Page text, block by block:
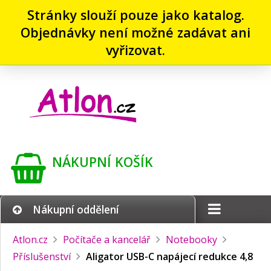
Stránky slouží pouze jako katalog.
Objednávky není možné zadávat ani
vyřizovat.
NÁKUPNÍ KOŠÍK
Nákupní oddělení
Atlon.cz Počítače a kancelář
Notebooky
Příslušenství
Aligator USB-C napájecí redukce 4,8